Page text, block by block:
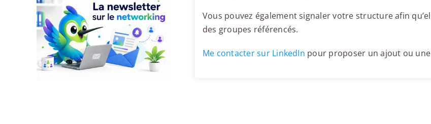
Vous pouvez également signaler votre structure afin
des groupes référencés.
Me contacter sur LinkedIn pour proposer un ajout ou